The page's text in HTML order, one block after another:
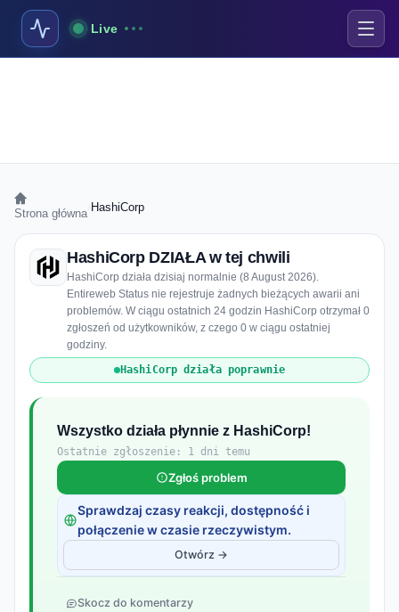
Live
Strona główna HashiCorp
HashiCorp DZIAŁA w tej chwili
HashiCorp działa dzisiaj normalnie (8 August 2026).
Entireweb Status nie rejestruje żadnych bieżących awarii ani
problemów. W ciągu ostatnich 24 godzin HashiCorp otrzymał 0
zgłoszeń od użytkowników, z czego 0 w ciągu ostatniej
godziny.
HashiCorp działa poprawnie
Wszystko działa płynnie z HashiCorp!
Ostatnie zgłoszenie: 1 dni temu
Zgłoś problem
Sprawdzaj czasy reakcji, dostępność i
połączenie w czasie rzeczywistym.
Otwórz →
Skocz do komentarzy